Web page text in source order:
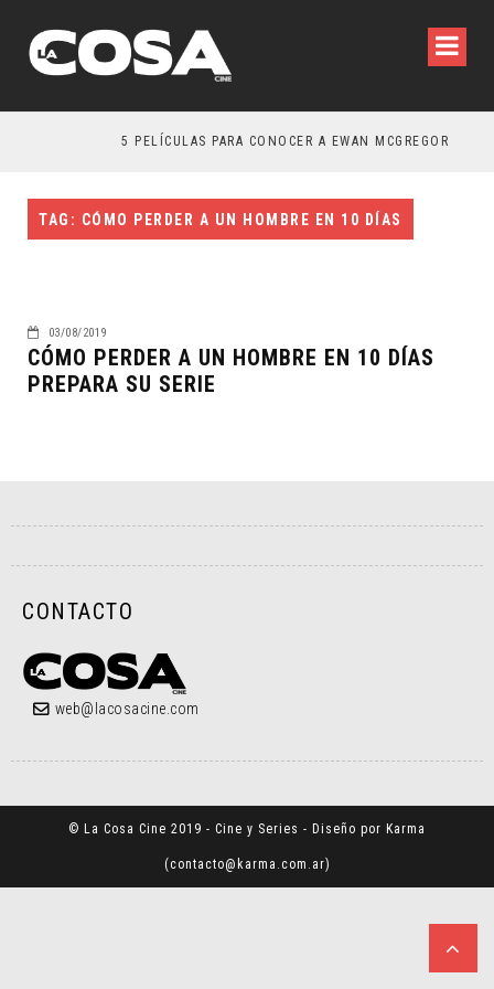
5 PELÍCULAS PARA CONOCER A EWAN MCGREGOR
TAG: CÓMO PERDER A UN HOMBRE EN 10 DÍAS
03/08/2019
CÓMO PERDER A UN HOMBRE EN 10 DÍAS
PREPARA SU SERIE
CONTACTO
web@lacosacine.com
© La Cosa Cine 2019 - Cine y Series - Diseño por Karma
(contacto@karma.com.ar)